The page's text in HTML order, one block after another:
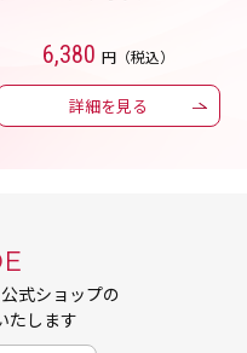
6,380 円（税込）
詳細を見る
式ショップの
たします